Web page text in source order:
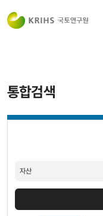
통합검색